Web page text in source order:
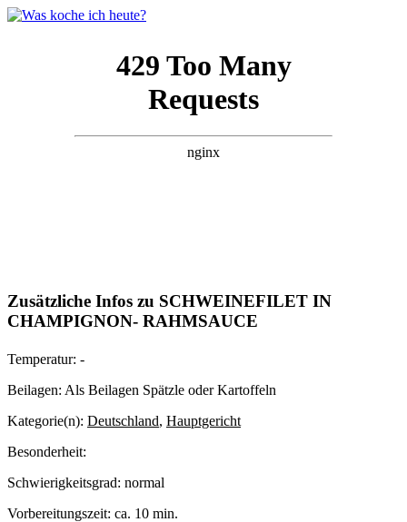
Zusätzliche Infos zu SCHWEINEFILET IN
CHAMPIGNON- RAHMSAUCE
Temperatur: -
Beilagen: Als Beilagen Spätzle oder Kartoffeln
Kategorie(n): Deutschland, Hauptgericht
Besonderheit:
Schwierigkeitsgrad: normal
Vorbereitungszeit: ca. 10 min.